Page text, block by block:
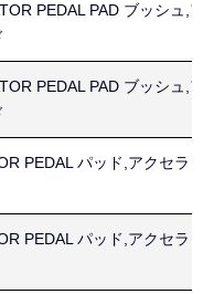
PEDAL PAD ブッシュ,
PEDAL PAD ブッシュ,
PEDAL パッド,アクセラ
PEDAL パッド,アクセラ